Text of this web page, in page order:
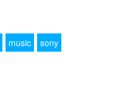
music sony